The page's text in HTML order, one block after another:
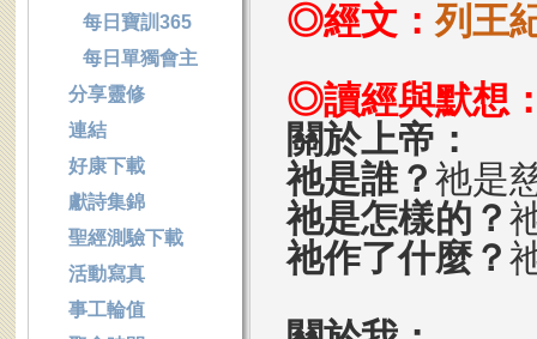
◎經文： 列王
◎讀經與默想
關於上帝：
祂是誰？ 祂是
祂是怎樣的？
祂作了什麼？
每日寶訓365
每日單獨會主
分享靈修
連結
好康下載
獻詩集錦
聖經測驗下載
活動寫真
事工輪值